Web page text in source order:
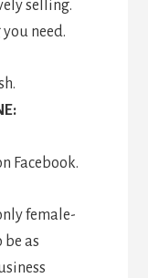
selling.
need.
Facebook.
female-
be as